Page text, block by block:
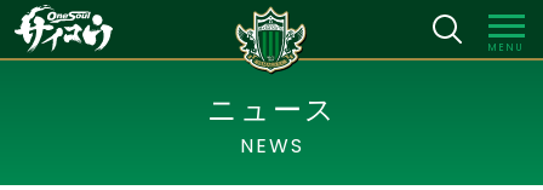
MENU
ニュース
NEWS